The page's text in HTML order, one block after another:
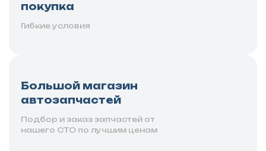
покупка
Гибкие условия
Большой магазин
автозапчастей
Подбор и заказ запчастей от
нашего СТО по лучшим ценам